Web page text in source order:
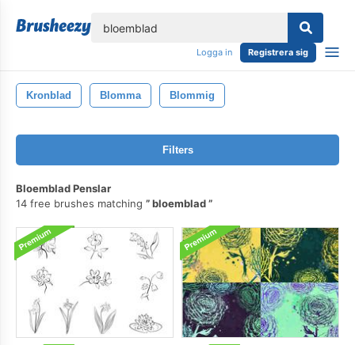
Logga in Registrera sig
Kronblad Blomma Blommig
Filters
Bloemblad Penslar
14 free brushes matching
bloemblad